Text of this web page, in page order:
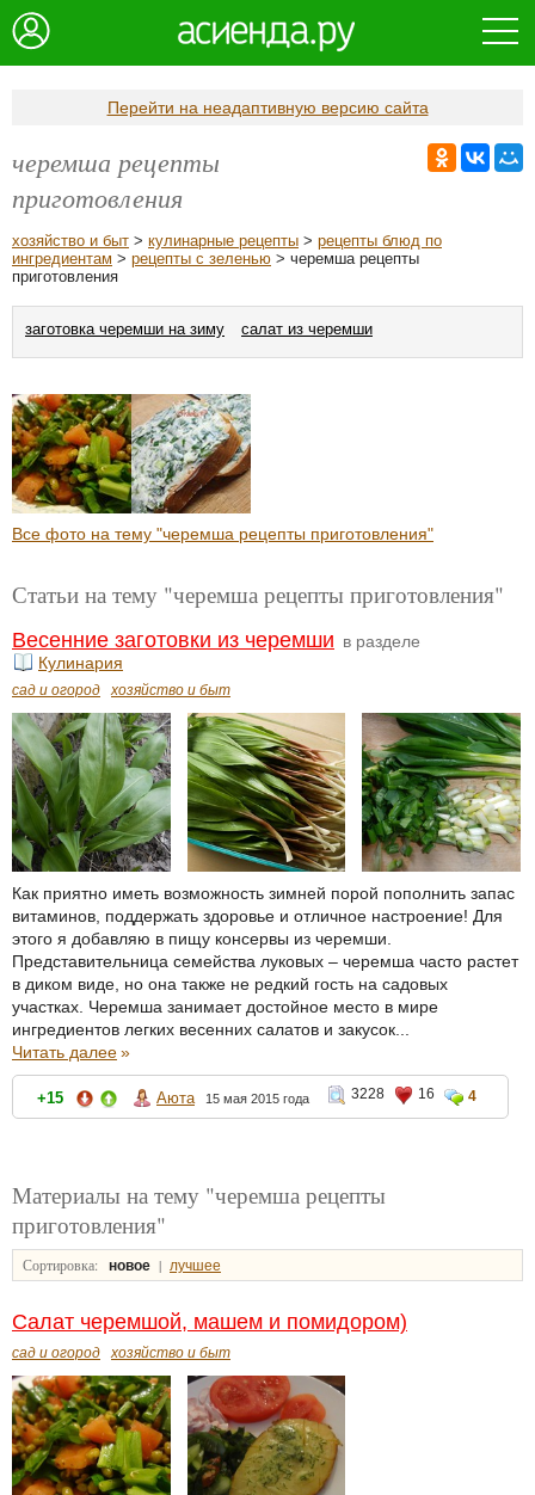
Перейти на неадаптивную версию сайта
черемша рецепты
приготовления
хозяйство и быт > кулинарные рецепты > рецепты блюд по
ингредиентам > рецепты с зеленью > черемша рецепты
приготовления
заготовка черемши на зиму салат из черемши
Все фото на тему "черемша рецепты приготовления"
Статьи на тему "черемша рецепты приготовления"
Весенние заготовки из черемши в разделе
Кулинария
сад и огород хозяйство и быт
Как приятно иметь возможность зимней порой пополнить запас
витаминов, поддержать здоровье и отличное настроение! Для
этого я добавляю в пищу консервы из черемши.
Представительница семейства луковых – черемша часто растет
в диком виде, но она также не редкий гость на садовых
участках. Черемша занимает достойное место в мире
ингредиентов легких весенних салатов и закусок...
Читать далее»
+15 Аюта 15 мая 2015 года 3228 16 4
Материалы на тему "черемша рецепты
приготовления"
Сортировка: новое | лучшее
Салат черемшой, машем и помидором)
сад и огород хозяйство и быт